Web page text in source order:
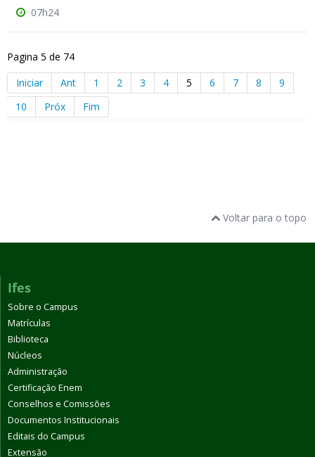
07h24
Pagina 5 de 74
Iniciar
Ant 1 2 3 4 5 6 7 8
9
10
Próx Fim
Voltar para o topo
Ifes
Sobre o Campus
Matrículas
Biblioteca
Núcleos
Administração
Certificação Enem
Conselhos e Comissões
Documentos Institucionais
Editais do Campus
Extensão